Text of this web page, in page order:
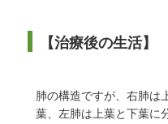
【治療後の生活】
肺の構造ですが、右肺は
葉、左肺は上葉と下葉に